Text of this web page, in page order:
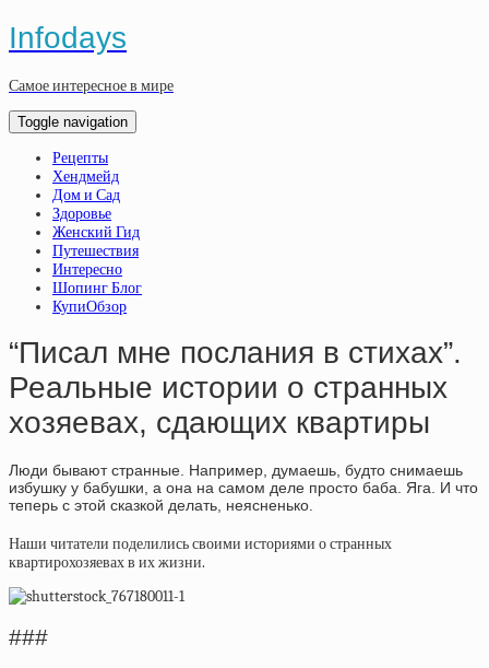
Infodays
Самое интересное в мире
Toggle navigation
Рецепты
Хендмейд
Дом и Сад
Здоровье
Женский Гид
Путешествия
Интересно
Шопинг Блог
КупиОбзор
“Писал мне послания в стихах”.
Реальные истории о странных
хозяевах, сдающих квартиры
Люди бывают странные. Например, думаешь, будто снимаешь
избушку у бабушки, а она на самом деле просто баба. Яга. И что
теперь с этой сказкой делать, неясненько.
Наши читатели поделились своими историями о странных
квартирохозяевах в их жизни.
###